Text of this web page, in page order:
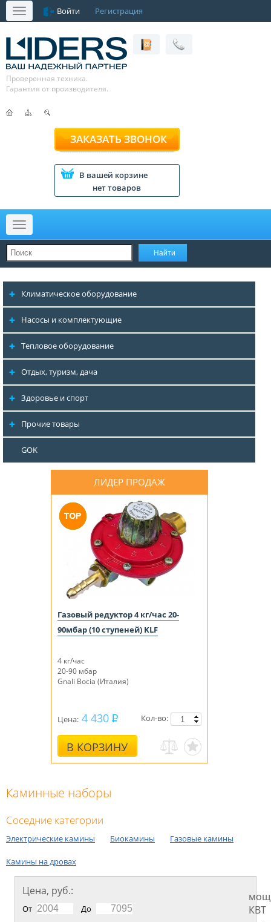
Меню Войти Регистрация
Проверенная техника.
Гарантия от производителя.
ЗАКАЗАТЬ ЗВОНОК
В вашей корзине
нет товаров
Меню
Климатическое оборудование
Насосы и комплектующие
Тепловое оборудование
Отдых, туризм, дача
Здоровье и спорт
Прочие товары
GOK
ЛИДЕР ПРОДАЖ
Газовый редуктор 4 кг/час 20-
90мбар (10 ступеней) KLF
4 кг/час
20-90 мбар
Gnali Bocia (Италия)
Цена: 4 430
В КОРЗИНУ
Кол-во:
Каминные наборы
Соседние категории
Электрические камины Биокамины Газовые камины
Камины на дровах
Цена, руб.:
От До
КВТ